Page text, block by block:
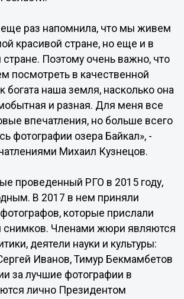
раз напомнила, что мы живем
красивой стране, но еще и в
Поэтому очень важно, что
посмотреть в качественной
богата наша земля, насколько она
и разная. Для меня все
впечатления, но больше всего
фотографии озера Байкал», -
Михаил Кузнецов.
проведенный РГО в 2015 году,
В 2017 в нем приняли
которые прислали
снимков. Членами жюри являются
деятели науки и культуры:
Иванов, Тимур Бекмамбетов
за лучшие фотографии в
лично Президентом